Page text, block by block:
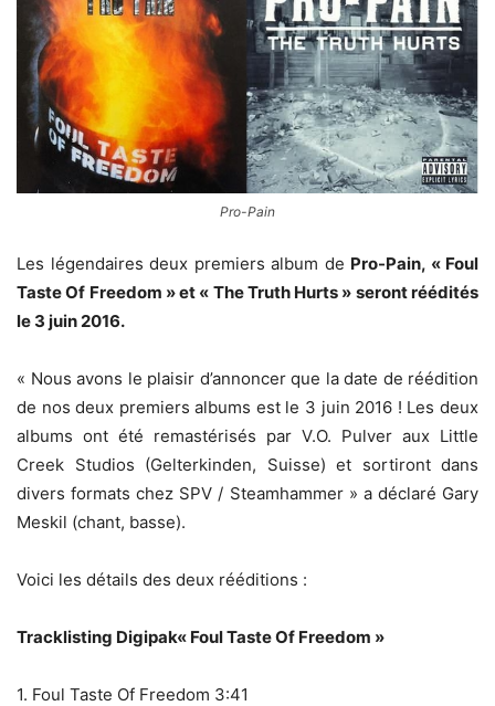
Pro-Pain
Les légendaires deux premiers album de Pro-Pain, « Foul
Taste Of Freedom » et « The Truth Hurts » seront réédités
le 3 juin 2016.
« Nous avons le plaisir d’annoncer que la date de réédition
de nos deux premiers albums est le 3 juin 2016 ! Les deux
albums ont été remastérisés par V.O. Pulver aux Little
Creek Studios (Gelterkinden, Suisse) et sortiront dans
divers formats chez SPV / Steamhammer » a déclaré Gary
Meskil (chant, basse).
Voici les détails des deux rééditions :
Tracklisting Digipak« Foul Taste Of Freedom »
1. Foul Taste Of Freedom 3:41